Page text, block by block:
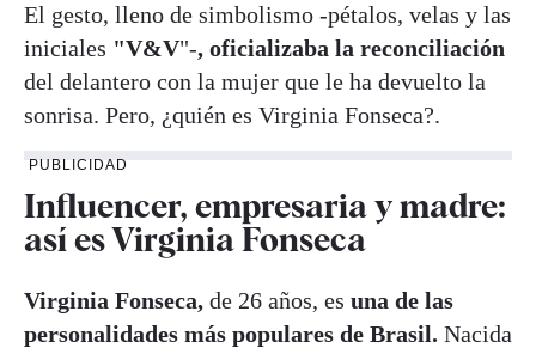
El gesto, lleno de simbolismo -pétalos, velas y las
iniciales "V&V"-, oficializaba la reconciliación
del delantero con la mujer que le ha devuelto la
sonrisa. Pero, ¿quién es Virginia Fonseca?.
PUBLICIDAD
Influencer, empresaria y madre:
así es Virginia Fonseca
Virginia Fonseca, de 26 años, es una de las
personalidades más populares de Brasil. Nacida